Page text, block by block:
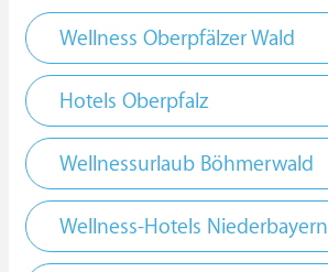
Wellness Oberpfälzer Wald
Hotels Oberpfalz
Wellnessurlaub Böhmerwald
Wellness-Hotels Niederbayern